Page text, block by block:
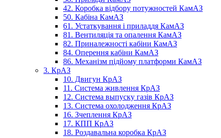
42. Коробка відбору потужностей КамАЗ
50. Кабіна КамАЗ
61. Устаткування і приладдя КамАЗ
81. Вентиляція та опалення КамАЗ
82. Приналежності кабіни КамАЗ
84. Оперення кабіни КамАЗ
86. Механізм підйому платформи КамАЗ
3. КрАЗ
10. Двигун КрАЗ
11. Система живлення КрАЗ
12. Система выпуску газів КрАЗ
13. Система охолодження КрАЗ
16. Зчеплення КрАЗ
17. КПП КрАЗ
18. Роздавальна коробка КрАЗ